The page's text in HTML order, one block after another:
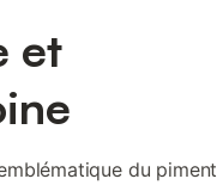
et
du piment